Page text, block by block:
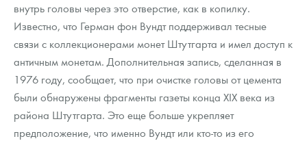
внутрь головы через это отверстие, как в копилку.
Известно, что Герман фон Вундт поддерживал тесные
связи с коллекционерами монет Штутгарта и имел доступ к
античным монетам. Дополнительная запись, сделанная в
1976 году, сообщает, что при очистке головы от цемента
были обнаружены фрагменты газеты конца XIX века из
района Штутгарта. Это еще больше укрепляет
предположение, что именно Вундт или кто-то из его